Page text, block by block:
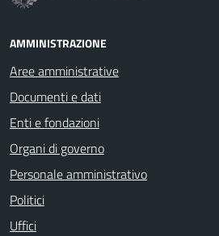
AMMINISTRAZIONE
Aree amministrative
Documenti e dati
Enti e fondazioni
Organi di governo
Personale amministrativo
Politici
Uffici